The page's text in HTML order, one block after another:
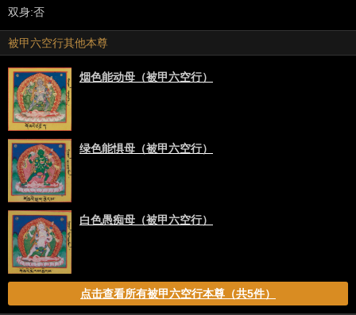
双身:否
被甲六空行其他本尊
烟色能动母（被甲六空行）
绿色能惧母（被甲六空行）
白色愚痴母（被甲六空行）
点击查看所有被甲六空行本尊（共5件）